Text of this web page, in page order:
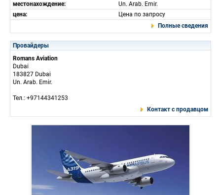
местонахождение:
Un. Arab. Emir.
цена:
Цена по запросу
Полные сведения
Провайдеры
Romans Aviation
Dubai
183827 Dubai
Un. Arab. Emir.
Тел.: +97144341253
Контакт с продавцом